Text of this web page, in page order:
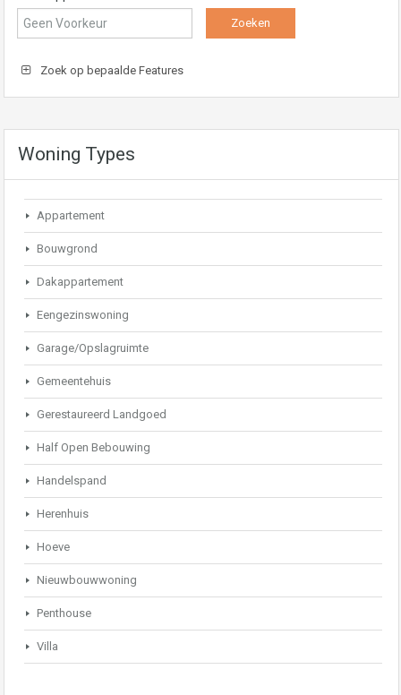
Zoek op bepaalde Features
Woning Types
Appartement
Bouwgrond
Dakappartement
Eengezinswoning
Garage/Opslagruimte
Gemeentehuis
Gerestaureerd Landgoed
Half Open Bebouwing
Handelspand
Herenhuis
Hoeve
Nieuwbouwwoning
Penthouse
Villa